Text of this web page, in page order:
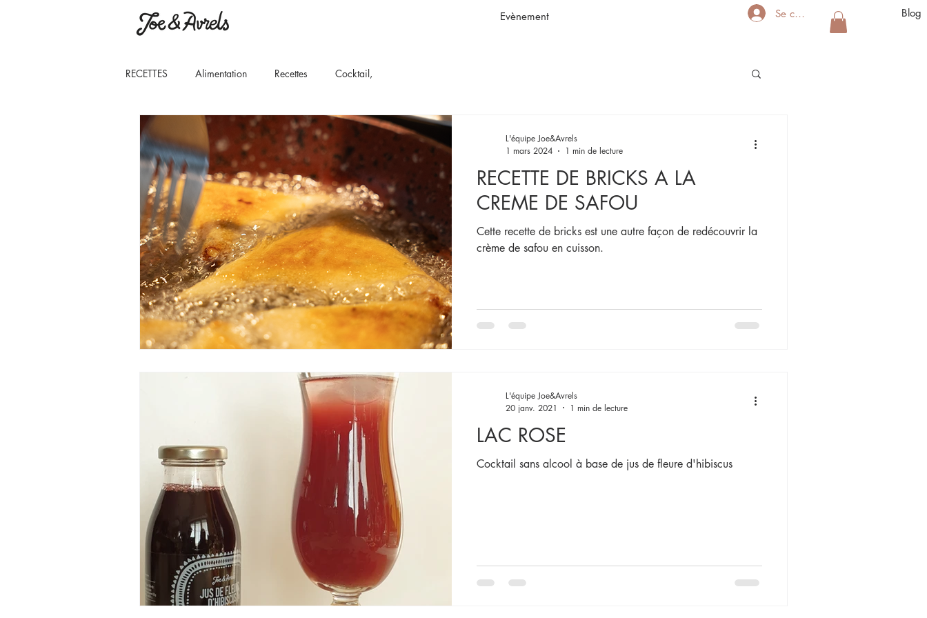
Evènement Se connecter Blog
RECETTES Alimentation Recettes Cocktail,
RECETTE DE BRICKS A LA
CREME DE SAFOU
Cette recette de bricks est une autre façon de redécouvrir la
crème de safou en cuisson.
L'équipe Joe&Avrels
1 mars 2024
1 min de lecture
LAC ROSE
Cocktail sans alcool à base de jus de fleure d'hibiscus
L'équipe Joe&Avrels
20 janv. 2021
1 min de lecture